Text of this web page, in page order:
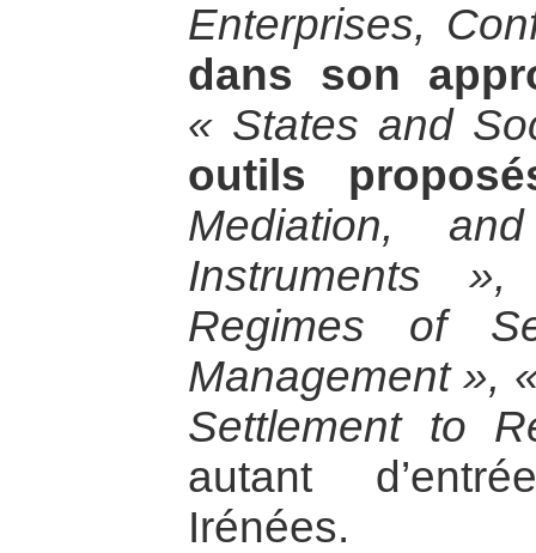
Enterprises,
dans son
« States and
outils
Mediation,
Instruments
Regimes of
Management »,
Settlement to
autant
Irénées.